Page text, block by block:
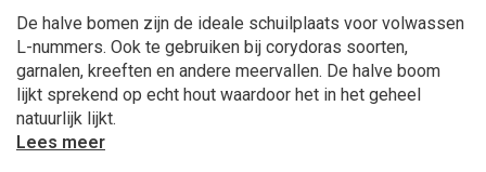
De halve bomen zijn de ideale schuilplaats voor volwassen
L-nummers. Ook te gebruiken bij corydoras soorten,
garnalen, kreeften en andere meervallen. De halve boom
lijkt sprekend op echt hout waardoor het in het geheel
natuurlijk lijkt.
Lees meer